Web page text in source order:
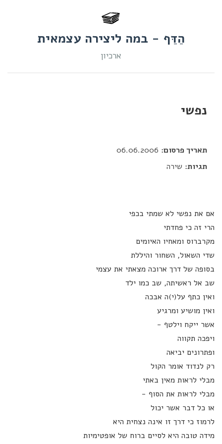
הַדַּף - במה ליצירה עצמאית
ארכיון
נפשי
תאריך פרסום:
תגיות: שירה
אם את נפשי לא שמתי בכפי
הרי זה כי פחדתי
מקרברוס ומאחיו האיומים
שדי השאול, השחור והיללת
בסופה של דרך ארוכה מצאתי את עצמי
שב אל ראשיתה, שב כמו ילד
ואין כתף על(י)ה אבכה
ואין מושיע ומרגיע
אשר ייקח וילטף -
ויפכה תקווה
ופתרונים יביאה
רק לנדוד אומר הקול
מבלי לראות מאין באתי
מבלי לראות את הסוף -
או כל דבר אשר יכול
לרמוז כי דרך זו אינה נצחית היא
מידה טובה היא לסיים ברוח של אופטימיות